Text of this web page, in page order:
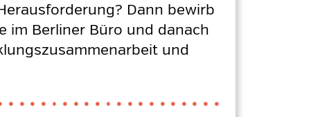
Dann bewirb
im Berliner Büro und danach
und